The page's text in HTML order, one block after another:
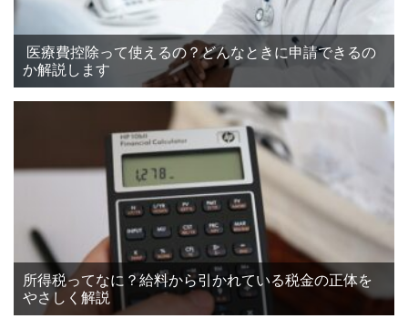
医療費控除って使えるの？どんなときに申請できるの
か解説します
所得税ってなに？給料から引かれている税金の正体を
やさしく解説